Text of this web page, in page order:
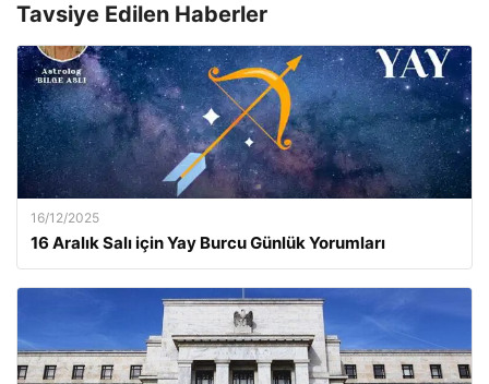
Tavsiye Edilen Haberler
16/12/2025
16 Aralık Salı için Yay Burcu Günlük Yorumları